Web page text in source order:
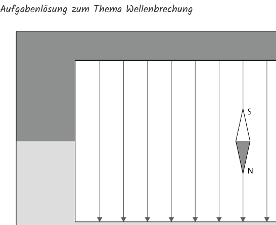
Aufgabenlösung zum Thema Wellenbrechung